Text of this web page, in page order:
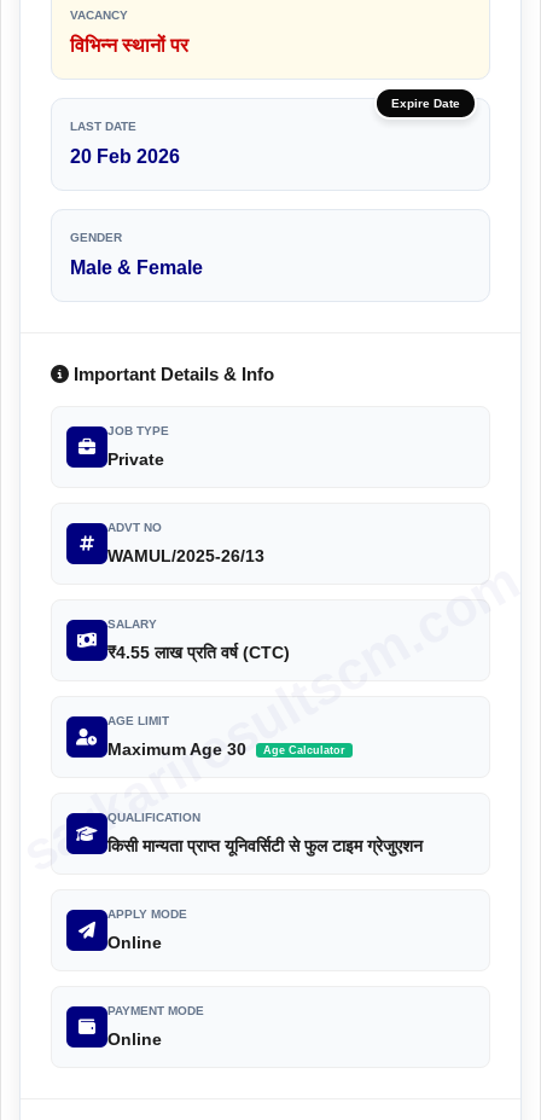
VACANCY
विभिन्न स्थानों पर
Expire Date
LAST DATE
20 Feb 2026
GENDER
Male & Female
sarkariresultscm.com
Important Details & Info
JOB TYPE
Private
ADVT NO
WAMUL/2025-26/13
SALARY
₹4.55 लाख प्रति वर्ष (CTC)
AGE LIMIT
Maximum Age 30 Age Calculator
QUALIFICATION
किसी मान्यता प्राप्त यूनिवर्सिटी से फुल टाइम ग्रेजुएशन
APPLY MODE
Online
PAYMENT MODE
Online